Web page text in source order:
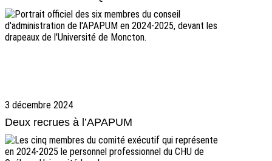
3 décembre 2024
Deux recrues à l’APAPUM